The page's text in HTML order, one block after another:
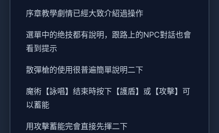
序章教學劇情已經大致介紹過操作
選單中的绝技都有說明，跟路上的NPC對話也會
看到提示
散彈槍的使用很普遍簡單說明二下
魔術【詠唱】结束時按下【護盾】或【攻擊】可
以蓄能
用攻擊蓄能完會直接先揮二下